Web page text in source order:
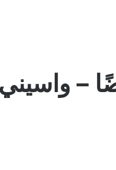
– واسيني